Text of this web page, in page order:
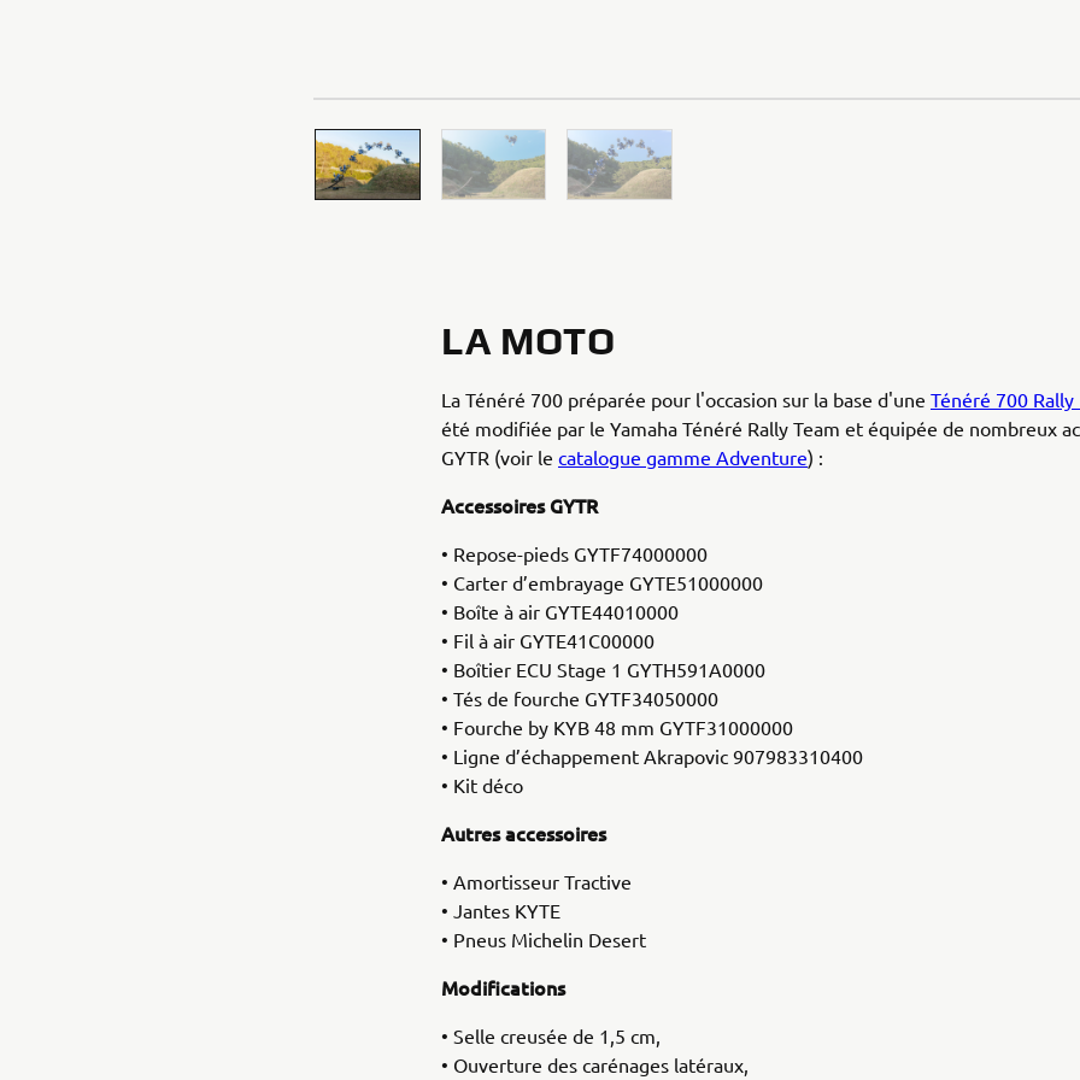
LA MOTO
La Ténéré 700 préparée pour l'occasion sur la base d'une Ténéré 700
été modifiée par le Yamaha Ténéré Rally Team et équipée de nombreux
GYTR (voir le catalogue gamme Adventure) :
Accessoires GYTR
• Repose-pieds GYTF74000000
• Carter d’embrayage GYTE51000000
• Boîte à air GYTE44010000
• Fil à air GYTE41C00000
• Boîtier ECU Stage 1 GYTH591A0000
• Tés de fourche GYTF34050000
• Fourche by KYB 48 mm GYTF31000000
• Ligne d’échappement Akrapovic 907983310400
• Kit déco
Autres accessoires
• Amortisseur Tractive
• Jantes KYTE
• Pneus Michelin Desert
Modifications
• Selle creusée de 1,5 cm,
• Ouverture des carénages latéraux,